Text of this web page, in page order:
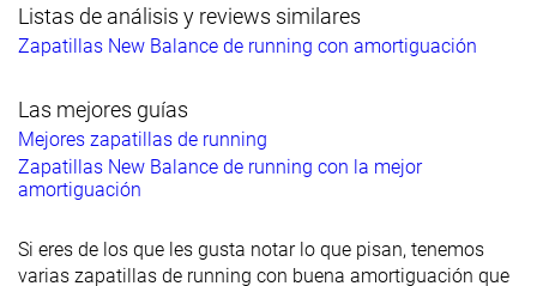
Listas de análisis y reviews similares
Zapatillas New Balance de running con amortiguación
Las mejores guías
Mejores zapatillas de running
Zapatillas New Balance de running con la mejor
amortiguación
Si eres de los que les gusta notar lo que pisan, tenemos
varias zapatillas de running con buena amortiguación que